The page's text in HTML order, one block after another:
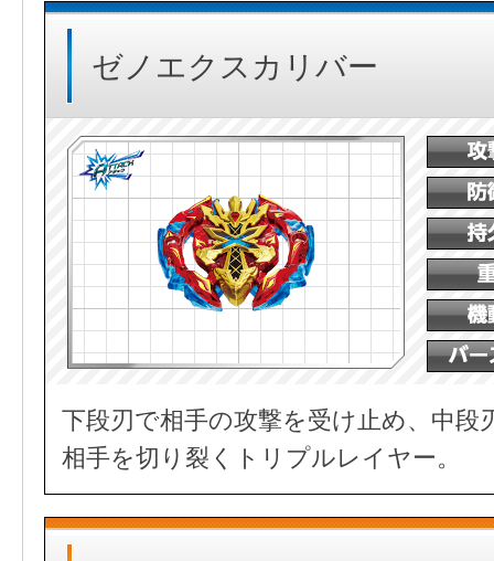
ゼノエクスカリバー
下段刃で相手の攻撃を受け止め、中段
相手を切り裂くトリプルレイヤー。